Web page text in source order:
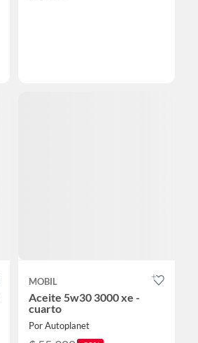
MOBIL
Aceite 5w30 3000 xe -
cuarto
Por Autoplanet